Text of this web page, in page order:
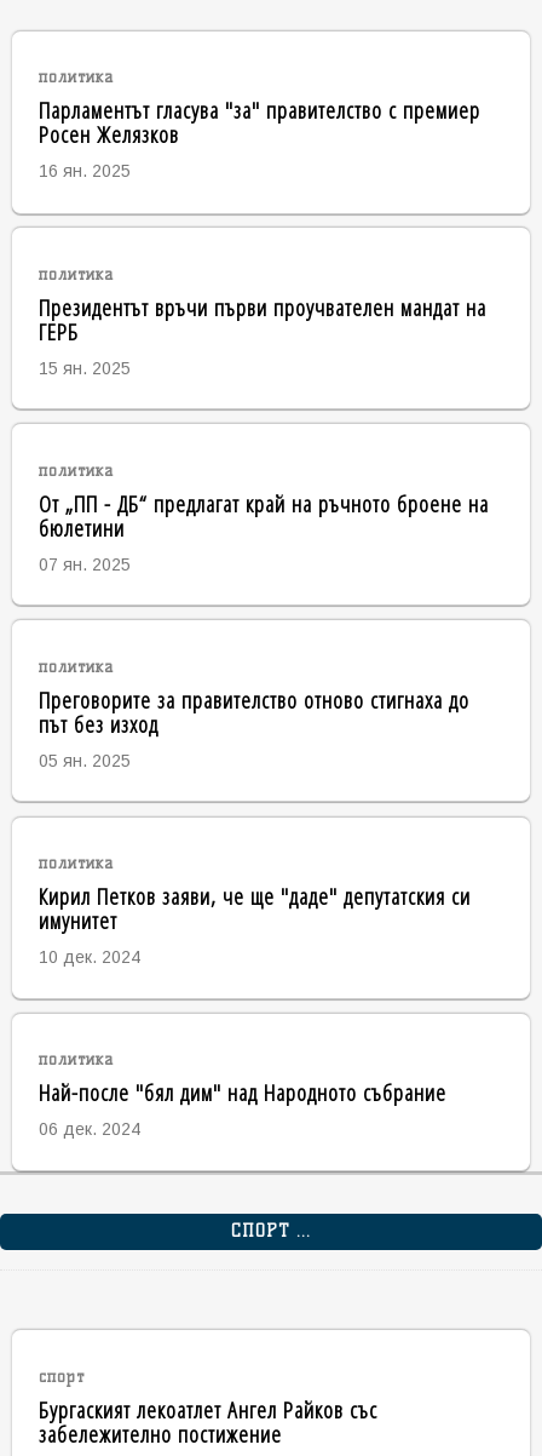
политика
Парламентът гласува "за" правителство с премиер
Росен Желязков
16 ян. 2025
политика
Президентът връчи първи проучвателен мандат на
ГЕРБ
15 ян. 2025
политика
От „ПП - ДБ“ предлагат край на ръчното броене на
бюлетини
07 ян. 2025
политика
Преговорите за правителство отново стигнаха до
път без изход
05 ян. 2025
политика
Кирил Петков заяви, че ще "даде" депутатския си
имунитет
10 дек. 2024
политика
Най-после "бял дим" над Народното събрание
06 дек. 2024
СПОРТ ...
спорт
Бургаският лекоатлет Ангел Райков със
забележително постижение